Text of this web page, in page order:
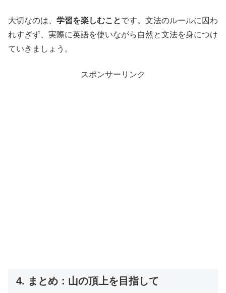
大切なのは、 学習を楽しむことです。文法のルールに囚わ
れすぎず、実際に英語を使いながら自然と文法を身につけ
ていきましょう。
スポンサーリンク
4. まとめ：山の頂上を目指して